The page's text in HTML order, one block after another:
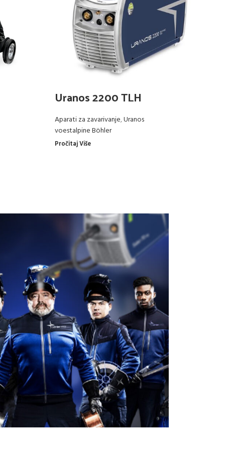
Uranos 2200 TLH
Aparati za zavarivanje,Uranos
voestalpine Böhler
Pročitaj Više